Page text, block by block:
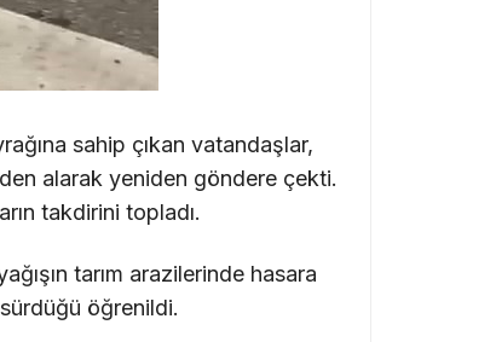
sahip çıkan vatandaşlar,
alarak yeniden göndere çekti.
takdirini topladı.
tarım arazilerinde hasara
öğrenildi.